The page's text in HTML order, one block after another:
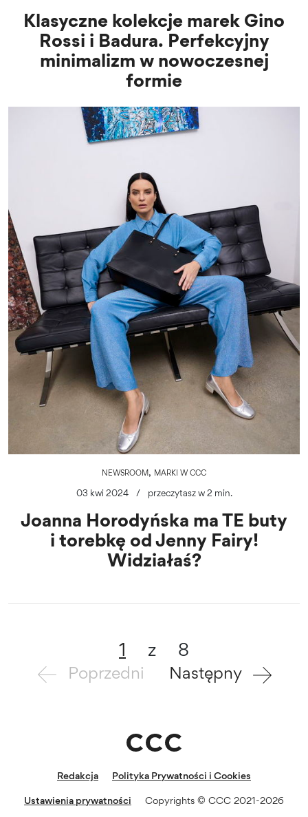
Klasyczne kolekcje marek Gino
Rossi i Badura. Perfekcyjny
minimalizm w nowoczesnej
formie
NEWSROOM, MARKI W CCC
03 kwi 2024 / przeczytasz w 2 min.
Joanna Horodyńska ma TE buty
i torebkę od Jenny Fairy!
Widziałaś?
1 z 8
Poprzedni Następny
Redakcja Polityka Prywatności i Cookies
Ustawienia prywatności Copyrights © CCC 2021-2026